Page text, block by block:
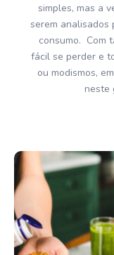
simples, mas a
serem analisados
consumo. Com
fácil se perder e
ou modismos,
neste